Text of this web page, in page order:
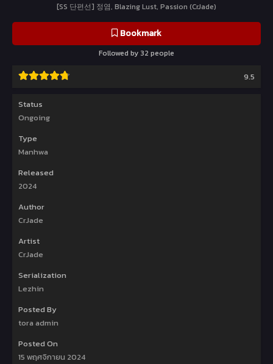
[SS 단편선] 정염, Blazing Lust, Passion (CrJade)
Bookmark
Followed by 32 people
9.5
Status
Ongoing
Type
Manhwa
Released
2024
Author
CrJade
Artist
CrJade
Serialization
Lezhin
Posted By
tora admin
Posted On
15 พฤศจิกายน 2024